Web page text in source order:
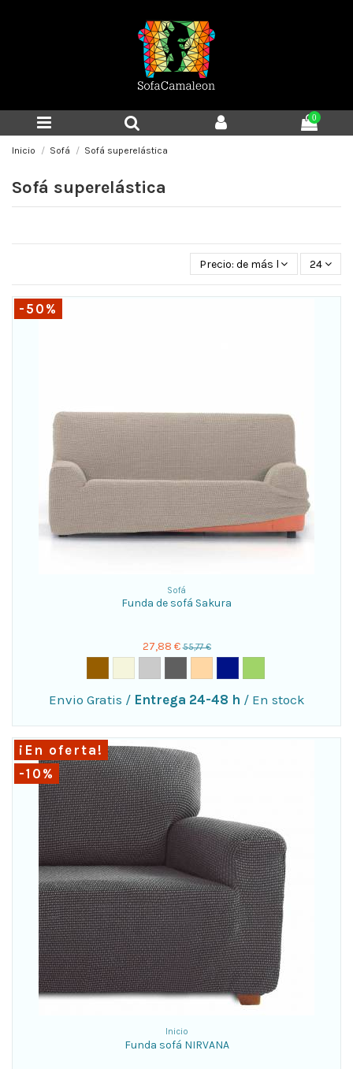
0
Inicio Sofá Sofá superelástica
Sofá superelástica
Precio: de más bajo a más
24
-50%
Sofá
Funda de sofá Sakura
27,88 € 55,77 €
Envio Gratis / Entrega 24-48 h / En stock
¡En oferta!
-10%
Inicio
Funda sofá NIRVANA